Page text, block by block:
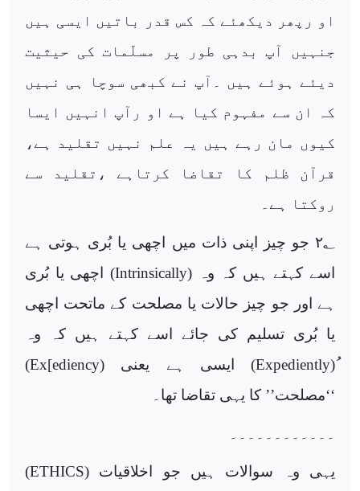
او رپھر دیکھئے کہ کس قدر باتیں ایسی ہیں
جنہیں آپ بدہی طور پر مسلّمات کی حیثیت
دیئے ہوئے ہیں ۔آپ نے کبھی سوچا ہی نہیں
کہ ان سے مفہوم کیا ہے او رآپ انہیں ایسا
کیوں مان رہے ہیں یہ علم نہیں تقلید ہے،
قرآن ظلم کا تقاضا کرتاہے ،تقلید سے
روکتا ہے۔
۲ ؂ جو چیز اپنی ذات میں اچھی یا بُری ہوتی ہے
اسے کہتے ہیں کہ وہ (Intrinsically) اچھی یا بُری
ہے اور جو چیز حالات یا مصلحت کے ماتحت اچھی
یا بُری تسلیم کی جائے اسے کہتے ہیں کہ وہ
ُ(Expediently) ایسی ہے یعنی (Ex[ediency
)
‘‘مصلحت’’ کا یہی تقاضا تھا۔
۔۔۔۔۔۔۔۔۔۔۔۔
یہی وہ سوالات ہیں جو اخلاقیات (ETHICS
)